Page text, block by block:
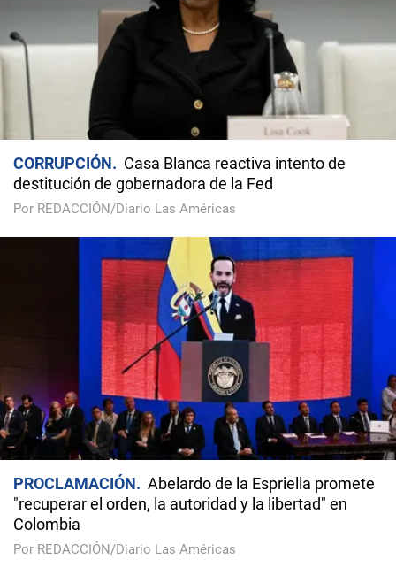
CORRUPCIÓN
Casa Blanca reactiva intento de
destitución de gobernadora de la Fed
Por REDACCIÓN/Diario Las Américas
PROCLAMACIÓN
Abelardo de la Espriella promete
"recuperar el orden, la autoridad y la libertad" en
Colombia
Por REDACCIÓN/Diario Las Américas